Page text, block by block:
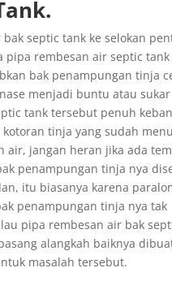
bak septic tank ke selokan
pipa rembesan air septic
bak penampungan tinja
menjadi buntu atau
tank tersebut penuh
kotoran tinja yang sudah
air, jangan heran jika ada
penampungan tinja nya
itu biasanya karena
penampungan tinja nya tak
pipa rembesan air bak
alangkah baiknya
masalah tersebut.